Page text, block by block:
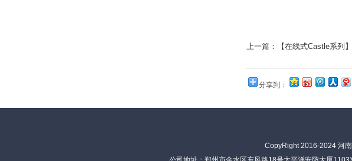
上一篇： 【在线式Castle系列
分享到：
CopyRight 2016-2024 河